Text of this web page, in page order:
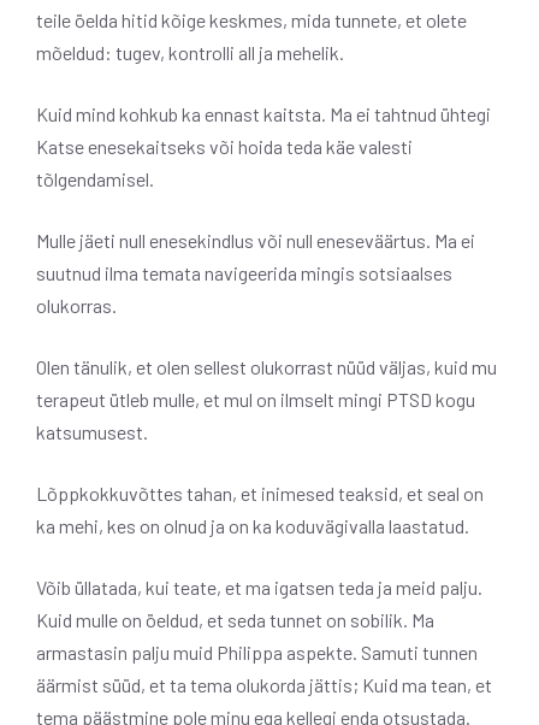
teile öelda hitid kõige keskmes, mida tunnete, et olete
mõeldud: tugev, kontrolli all ja mehelik.
Kuid mind kohkub ka ennast kaitsta. Ma ei tahtnud ühtegi
Katse enesekaitseks või hoida teda käe valesti
tõlgendamisel.
Mulle jäeti null enesekindlus või null eneseväärtus. Ma ei
suutnud ilma temata navigeerida mingis sotsiaalses
olukorras.
Olen tänulik, et olen sellest olukorrast nüüd väljas, kuid mu
terapeut ütleb mulle, et mul on ilmselt mingi PTSD kogu
katsumusest.
Lõppkokkuvõttes tahan, et inimesed teaksid, et seal on
ka mehi, kes on olnud ja on ka koduvägivalla laastatud.
Võib üllatada, kui teate, et ma igatsen teda ja meid palju.
Kuid mulle on öeldud, et seda tunnet on sobilik. Ma
armastasin palju muid Philippa aspekte. Samuti tunnen
äärmist süüd, et ta tema olukorda jättis; Kuid ma tean, et
tema päästmine pole minu ega kellegi enda otsustada.